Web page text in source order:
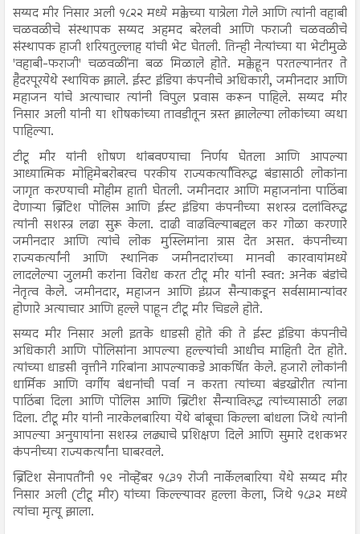
सय्यद मीर निसार अली १८२२ मध्ये मक्केच्या यात्रेला गेले आणि त्यांनी वहाबी
चळवळीचे संस्थापक सय्यद अहमद बरेलवी आणि फराजी चळवळीचे
संस्थापक हाजी शरियतुल्लाह यांची भेट घेतली. तिन्ही नेत्यांच्या या भेटीमुळे
'वहाबी-फराजी' चळवळींना बळ मिळाले होते. मक्केहून परतल्यानंतर ते
हैदरपूरयेथे स्थायिक झाले. ईस्ट इंडिया कंपनीचे अधिकारी, जमीनदार आणि
महाजन यांचे अत्याचार त्यांनी विपुल प्रवास करून पाहिले. सय्यद मीर
निसार अली यांनी या शोषकांच्या तावडीतून त्रस्त झालेल्या लोकांच्या व्यथा
पाहिल्या.
टीटू मीर यांनी शोषण थांबवण्याचा निर्णय घेतला आणि आपल्या
आध्यात्मिक मोहिमेबरोबरच परकीय राज्यकर्त्यांविरुद्ध बंडासाठी लोकांना
जागृत करण्याची मोहीम हाती घेतली. जमीनदार आणि महाजनांना पाठिंबा
देणाऱ्या ब्रिटिश पोलिस आणि ईस्ट इंडिया कंपनीच्या सशस्त्र दलांविरुद्ध
त्यांनी सशस्त्र लढा सुरू केला. दाढी वाढविल्याबद्दल कर गोळा करणारे
जमीनदार आणि त्यांचे लोक मुस्लिमांना त्रास देत असत. कंपनीच्या
राज्यकर्त्यांनी आणि स्थानिक जमीनदारांच्या मानवी कारवायांमध्ये
लादलेल्या जुलमी करांना विरोध करत टीटू मीर यांनी स्वत: अनेक बंडांचे
नेतृत्व केले. जमीनदार, महाजन आणि इंग्रज सैन्याकडून सर्वसामान्यांवर
होणारे अत्याचार आणि हल्ले पाहून टीटू मीर चिडले होते.
सय्यद मीर निसार अली इतके धाडसी होते की ते ईस्ट इंडिया कंपनीचे
अधिकारी आणि पोलिसांना आपल्या हल्ल्यांची आधीच माहिती देत होते.
त्यांच्या धाडसी वृत्तीने गरिबांना आपल्याकडे आकर्षित केले. हजारो लोकांनी
धार्मिक आणि वर्गीय बंधनांची पर्वा न करता त्यांच्या बंडखोरीत त्यांना
पाठिंबा दिला आणि पोलिस आणि ब्रिटीश सैन्याविरुद्ध त्यांच्यासाठी लढा
दिला. टीटू मीर यांनी नारकेलबारिया येथे बांबूचा किल्ला बांधला जिथे त्यांनी
आपल्या अनुयायांना सशस्त्र लढ्याचे प्रशिक्षण दिले आणि सुमारे दशकभर
कंपनीच्या राज्यकर्त्यांना घाबरवले.
ब्रिटिश सेनापतींनी १९ नोव्हेंबर १८३१ रोजी नार्केलबारिया येथे सय्यद मीर
निसार अली (टीटू मीर) यांच्या किल्ल्यावर हल्ला केला, जिथे १८३२ मध्ये
त्यांचा मृत्यू झाला.